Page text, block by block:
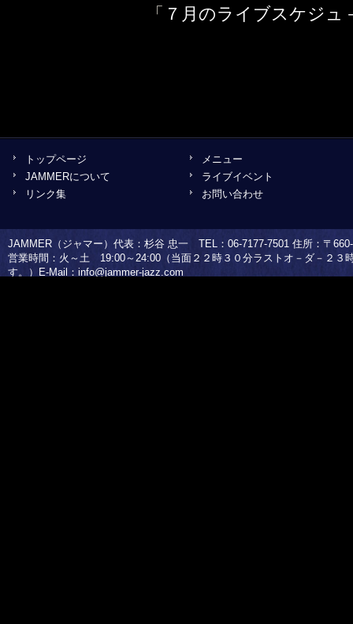
「 ７月のライブスケジュ
トップページ
JAMMERについて
リンク集
メニュー
ライブイベント
お問い合わせ
JAMMER（ジャマー）代表：杉谷 忠一 TEL：06-7177-7501 住所：〒
営業時間：火～土 19:00～24:00（当面２２時３０分ラストオ－ダ－２
す。）E-Mail： info@jammer-jazz.com